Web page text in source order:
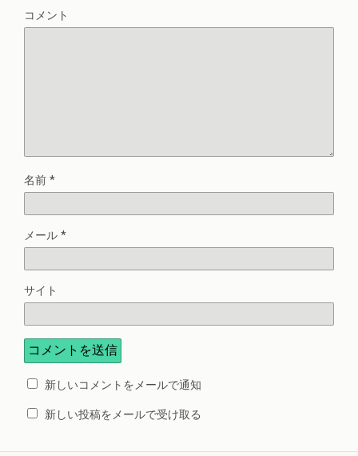
コメント
名前 *
メール *
サイト
新しいコメントをメールで通知
新しい投稿をメールで受け取る